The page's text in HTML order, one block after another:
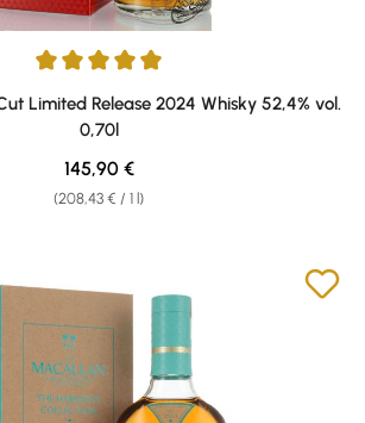
out of 5 stars
Limited Release 2024 Whisky 52,4% vol.
0,70l
(208,43 € / 1 l)
Regular price:
145,90 €